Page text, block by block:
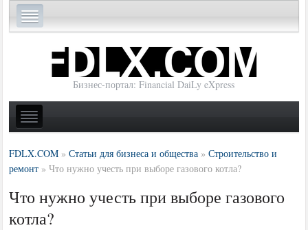
Бизнес-портал: Financial DaiLy eXpress
FDLX.COM »Статьи для бизнеса и общества »Строительство и
ремонт »Что нужно учесть при выборе газового котла?
Что нужно учесть при выборе газового
котла?